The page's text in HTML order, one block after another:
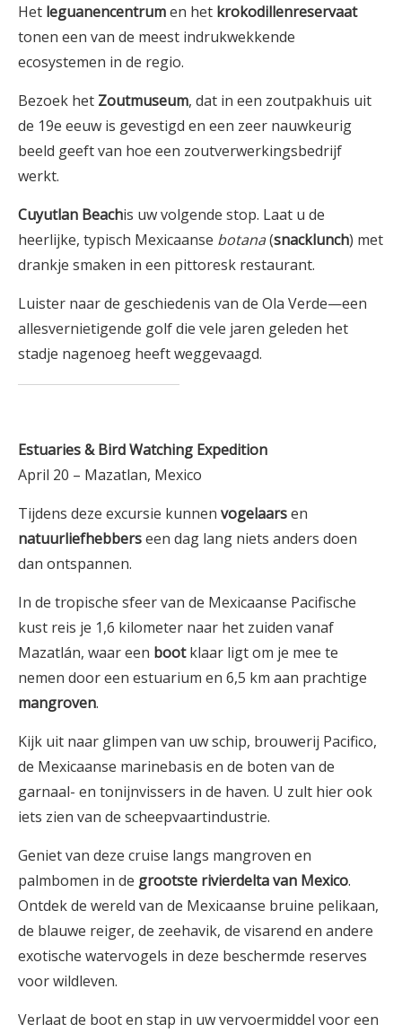
Het leguanencentrumen het krokodillenreservaat
tonen een van de meest indrukwekkende
ecosystemen in de regio.
Bezoek het Zoutmuseum, dat in een zoutpakhuis uit
de 19e eeuw is gevestigd en een zeer nauwkeurig
beeld geeft van hoe een zoutverwerkingsbedrijf
werkt.
Cuyutlan Beachis uw volgende stop. Laat u de
heerlijke, typisch Mexicaanse botana(snacklunch) met
drankje smaken in een pittoresk restaurant.
Luister naar de geschiedenis van de Ola Verde—een
allesvernietigende golf die vele jaren geleden het
stadje nagenoeg heeft weggevaagd.
Estuaries & Bird Watching Expedition
April 20 – Mazatlan, Mexico
Tijdens deze excursie kunnen vogelaarsen
natuurliefhebberseen dag lang niets anders doen
dan ontspannen.
In de tropische sfeer van de Mexicaanse Pacifische
kust reis je 1,6 kilometer naar het zuiden vanaf
Mazatlán, waar een bootklaar ligt om je mee te
nemen door een estuarium en 6,5 km aan prachtige
mangroven.
Kijk uit naar glimpen van uw schip, brouwerij Pacifico,
de Mexicaanse marinebasis en de boten van de
garnaal- en tonijnvissers in de haven. U zult hier ook
iets zien van de scheepvaartindustrie.
Geniet van deze cruise langs mangroven en
palmbomen in de grootste rivierdelta van Mexico.
Ontdek de wereld van de Mexicaanse bruine pelikaan,
de blauwe reiger, de zeehavik, de visarend en andere
exotische watervogels in deze beschermde reserves
voor wildleven.
Verlaat de boot en stap in uw vervoermiddel voor een